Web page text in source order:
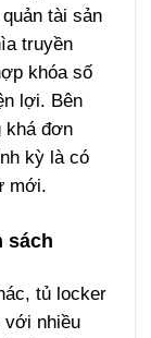
tài sản
truyền
khóa số
lợi. Bên
khá đơn
kỳ là có
mới.
sách
tủ locker
với nhiều